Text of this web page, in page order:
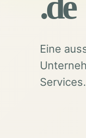
Eine
Services.